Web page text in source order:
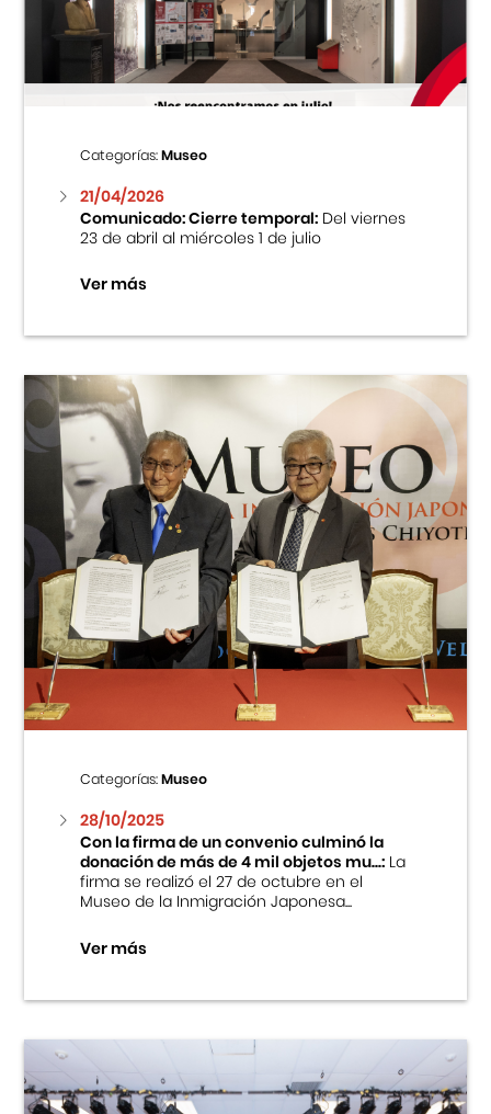
Centro Cultural Peruano Japonés
Museo de la Inmigración Japonesa
Fondo Editorial
Teatro Peruano Japonés
Categorías:Museo
21/04/2026
Comunicado: Cierre temporal:Del viernes
23 de abril al miércoles 1 de julio
Ver más
Categorías:Museo
28/10/2025
Con la firma de un convenio culminó la
donación de más de 4 mil objetos mu...:La
firma se realizó el 27 de octubre en el
Museo de la Inmigración Japonesa...
Ver más